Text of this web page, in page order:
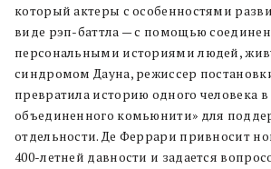
который актеры с особенностями
виде рэп-баттла — с помощью
персональными историями людей,
синдромом Дауна, режиссер
превратила историю одного человека
объединенного комьюнити» для
отдельности. Де Феррари привносит
400-летней давности и задается